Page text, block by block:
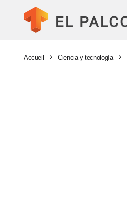
Accueil Ciencia y tecnología